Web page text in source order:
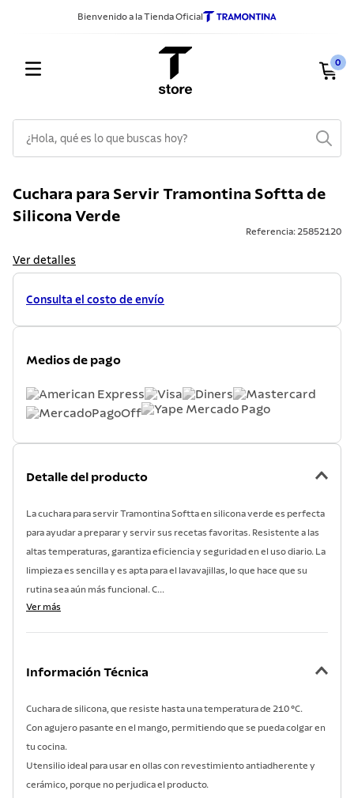
Bienvenido a la Tienda Oficial
0
Cuchara para Servir Tramontina Softta de
Silicona Verde
Referencia: 25852120
Ver detalles
Consulta el costo de envío
Medios de pago
Detalle del producto
La cuchara para servir Tramontina Softta en silicona verde es perfecta
para ayudar a preparar y servir sus recetas favoritas. Resistente a las
altas temperaturas, garantiza eficiencia y seguridad en el uso diario. La
limpieza es sencilla y es apta para el lavavajillas, lo que hace que su
rutina sea aún más funcional. C...
Ver más
Información Técnica
Cuchara de silicona, que resiste hasta una temperatura de 210 °C.
Con agujero pasante en el mango, permitiendo que se pueda colgar en
tu cocina.
Utensilio ideal para usar en ollas con revestimiento antiadherente y
cerámico, porque no perjudica el producto.
1.
sarten
2.
ollas
cuchillos
5.
juego ollas
7.
lavadero
8.
grano
9.
cuchillo
10. tetera